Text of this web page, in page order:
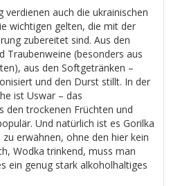
auch die ukrainischen
wichtigen gelten, die mit der
zubereitet sind. Aus den
Traubenweine (besonders aus
aus den Softgetränken –
und den Durst stillt. In der
ist Uswar – das
den trockenen Früchten und
Und natürlich ist es Gorilka
erwähnen, ohne den hier kein
Wodka trinkend, muss man
ein genug stark alkoholhaltiges